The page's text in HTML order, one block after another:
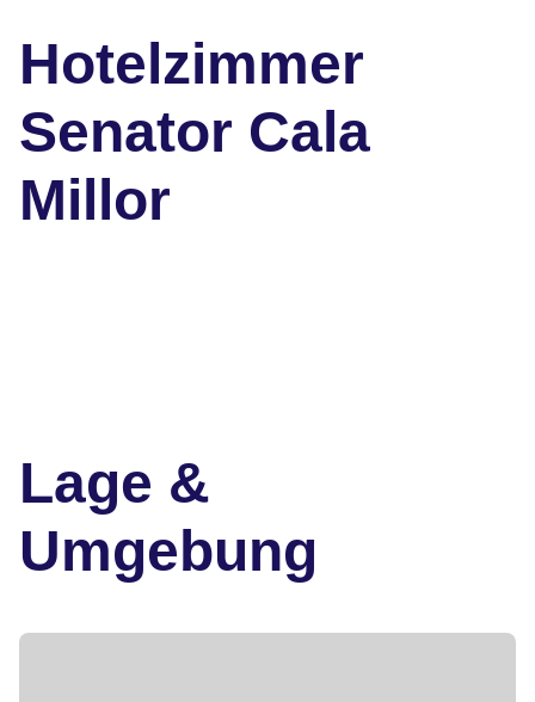
Hotelzimmer
Senator Cala
Millor
Lage &
Umgebung